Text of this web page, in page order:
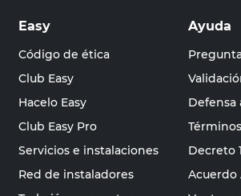
Easy
Código de ética
Club Easy
Hacelo Easy
Club Easy Pro
Servicios e instalaciones
Red de instaladores
Ayuda
Defensa
Decreto
Acuerdo